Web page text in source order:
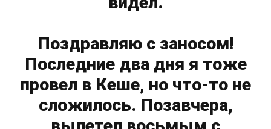
Поздравляю с заносом!
Последние два дня я тоже
провел в Кеше, но что-то не
сложилось. Позавчера,